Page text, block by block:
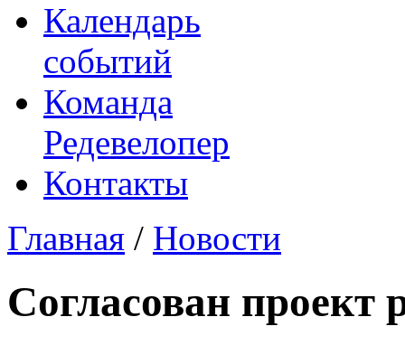
Календарь
событий
Команда
Редевелопер
Контакты
Главная / Новости
Согласован проект